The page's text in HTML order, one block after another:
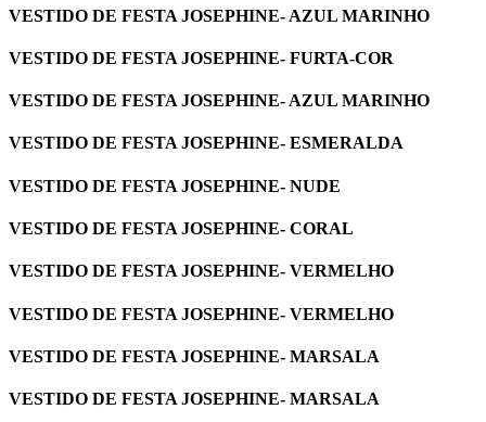
VESTIDO DE FESTA JOSEPHINE- AZUL MARINHO
VESTIDO DE FESTA JOSEPHINE- FURTA-COR
VESTIDO DE FESTA JOSEPHINE- AZUL MARINHO
VESTIDO DE FESTA JOSEPHINE- ESMERALDA
VESTIDO DE FESTA JOSEPHINE- NUDE
VESTIDO DE FESTA JOSEPHINE- CORAL
VESTIDO DE FESTA JOSEPHINE- VERMELHO
VESTIDO DE FESTA JOSEPHINE- VERMELHO
VESTIDO DE FESTA JOSEPHINE- MARSALA
VESTIDO DE FESTA JOSEPHINE- MARSALA